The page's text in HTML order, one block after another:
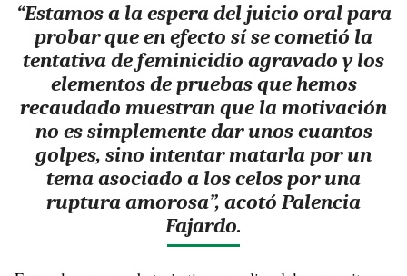
“Estamos a la espera del juicio oral para
probar que en efecto sí se cometió la
tentativa de feminicidio agravado y los
elementos de pruebas que hemos
recaudado muestran que la motivación
no es simplemente dar unos cuantos
golpes, sino intentar matarla por un
tema asociado a los celos por una
ruptura amorosa”, acotó Palencia
Fajardo.